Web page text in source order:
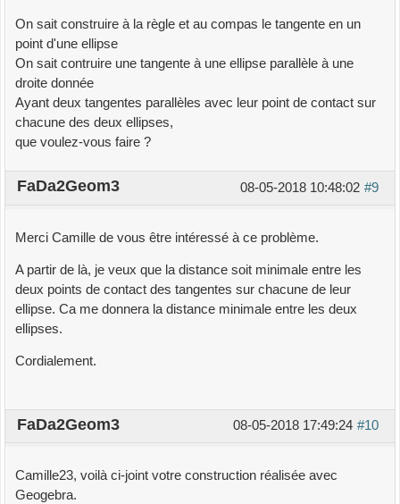
On sait construire à la règle et au compas le tangente en un
point d'une ellipse
On sait contruire une tangente à une ellipse parallèle à une
droite donnée
Ayant deux tangentes parallèles avec leur point de contact sur
chacune des deux ellipses,
que voulez-vous faire ?
#9
08-05-2018 10:48:02
FaDa2Geom3
Merci Camille de vous être intéressé à ce problème.
A partir de là, je veux que la distance soit minimale entre les
deux points de contact des tangentes sur chacune de leur
ellipse. Ca me donnera la distance minimale entre les deux
ellipses.
Cordialement.
#10
08-05-2018 17:49:24
FaDa2Geom3
Camille23, voilà ci-joint votre construction réalisée avec
Geogebra.